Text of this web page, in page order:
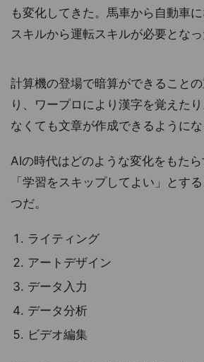
も変化してきた。馬車から自動車
スキルから運転スキルが必要となっ
計算機の登場で暗算ができること
り、ワープロにより漢字を覚えた
なくても文章が作成できるようにな
AIの時代はどのような変化をもた
「学習をスキップしてよい」とす
つだ。
ライティング
アートデザイン
データ入力
データ分析
ビデオ編集